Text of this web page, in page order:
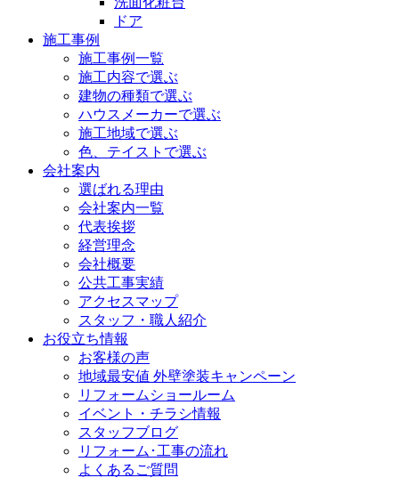
ドア
施工事例
施工事例一覧
施工内容で選ぶ
建物の種類で選ぶ
ハウスメーカーで選ぶ
施工地域で選ぶ
色、テイストで選ぶ
会社案内
選ばれる理由
会社案内一覧
代表挨拶
経営理念
会社概要
公共工事実績
アクセスマップ
スタッフ・職人紹介
お役立ち情報
お客様の声
地域最安値 外壁塗装キャンペーン
リフォームショールーム
イベント・チラシ情報
スタッフブログ
リフォーム･工事の流れ
よくあるご質問